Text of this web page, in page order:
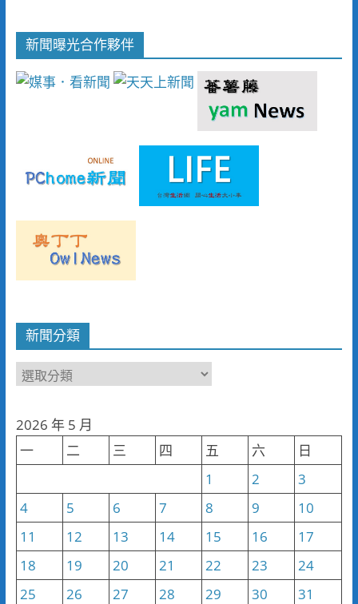
新聞曝光合作夥伴
新聞分類
新
類
2026 年 5 月
一
二 三 四 五 六
日
1
2
3
4
5 6 7 8 9
10
11
12 13 14 15 16
17
18
19 20 21 22 23
24
25
26 27 28 29 30 31